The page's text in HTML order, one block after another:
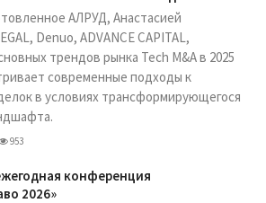
АЛРУД, Анастасией
Denuo, ADVANCE CAPITAL,
трендов рынка Tech M&A в 2025
современные подходы к
в условиях трансформирующегося
953
конференция
2026»